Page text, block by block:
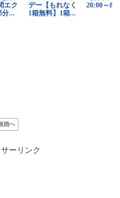
婚へ
ーリンク